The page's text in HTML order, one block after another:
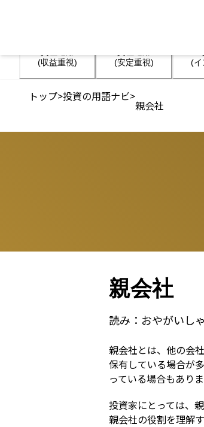
(収益重視)
(安定重視)
(イ
トップ>投資の用語ナビ>
親会社
親会社
読み： おやがいしゃ
親会社とは、他の会
保有している場合が
っている場合もあり
投資家にとっては、
親会社の役割を理解